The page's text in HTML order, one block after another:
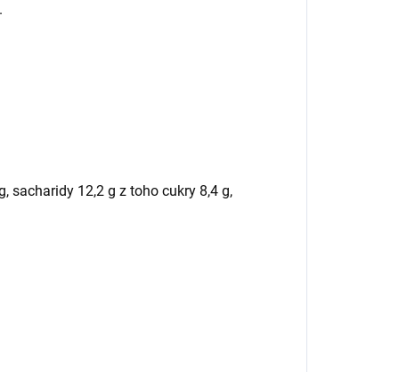
sacharidy 12,2 g z toho cukry 8,4 g,